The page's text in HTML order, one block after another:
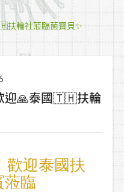
扶輪社蒞臨菌寶貝✨
迎🙏泰國🇹🇭扶輪
迎泰國扶
蒞臨